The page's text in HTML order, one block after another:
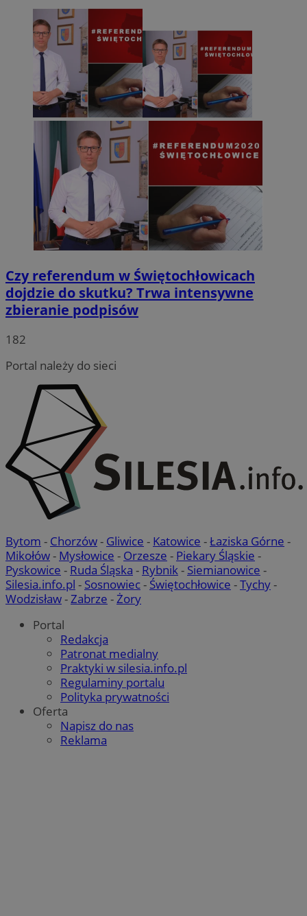
Czy referendum w Świętochłowicach
dojdzie do skutku? Trwa intensywne
zbieranie podpisów
182
Portal należy do sieci
Bytom - Chorzów- Gliwice - Katowice -Łaziska Górne -
Mikołów- Mysłowice - Orzesze - Piekary Śląskie -
Pyskowice - Ruda Śląska - Rybnik- Siemianowice -
Silesia.info.pl - Sosnowiec- Świętochłowice -Tychy-
Wodzisław-Zabrze -Żory
Portal
Redakcja
Patronat medialny
Praktyki w silesia.info.pl
Regulaminy portalu
Polityka prywatności
Oferta
Napisz do nas
Reklama